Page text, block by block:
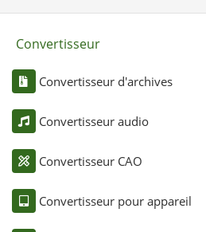
Convertisseur
Convertisseur d'archives
Convertisseur audio
Convertisseur CAO
Convertisseur pour appareil